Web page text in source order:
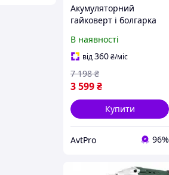
Акумуляторний
гайковерт і болгарка
інструментів для СТО
гаража ремонту
будівництва Безщіткові
В наявності
від360₴/міс
3 599₴
7 198 ₴
Купити
AvtPro 96%